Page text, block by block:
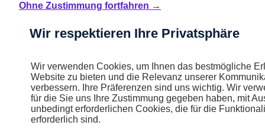
Neuwagen
DS 7
DS 7 ÉTOILE BlueHDI 130
Ohne Zustimmung fortfahren →
Wir respektieren Ihre Privatsphäre
Wir verwenden Cookies, um Ihnen das bestmögliche
Website zu bieten und die Relevanz unserer
verbessern. Ihre Präferenzen sind uns wichtig. Wir
für die Sie uns Ihre Zustimmung gegeben haben, mit
unbedingt erforderlichen Cookies, die für die
erforderlich sind.